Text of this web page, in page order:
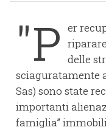
"P er
delle
sciaguratamente
Sas) sono state
importanti
famiglia”